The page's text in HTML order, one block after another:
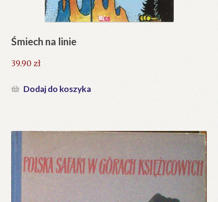
Śmiech na linie
39.90 zł
Dodaj do koszyka